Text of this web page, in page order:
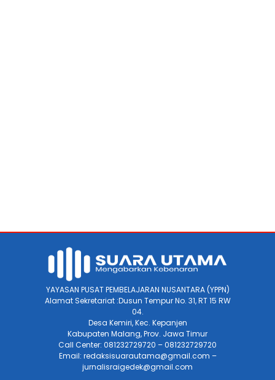
YAYASAN PUSAT PEMBELAJARAN NUSANTARA (YPPN)
Alamat Sekretariat :Dusun Tempur No. 31, RT 15 RW
04.
Desa Kemiri, Kec. Kepanjen
Kabupaten Malang, Prov. Jawa Timur
Call Center: 081232729720 – 081232729720
Email: redaksisuarautama@gmail.com –
jurnalisraigedek@gmail.com